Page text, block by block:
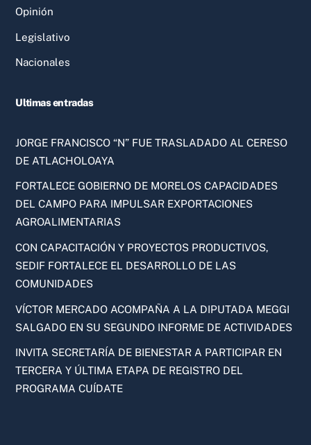
Opinión
Legislativo
Nacionales
Ultimas entradas
JORGE FRANCISCO “N” FUE TRASLADADO AL CERESO
DE ATLACHOLOAYA
FORTALECE GOBIERNO DE MORELOS CAPACIDADES
DEL CAMPO PARA IMPULSAR EXPORTACIONES
AGROALIMENTARIAS
CON CAPACITACIÓN Y PROYECTOS PRODUCTIVOS,
SEDIF FORTALECE EL DESARROLLO DE LAS
COMUNIDADES
VÍCTOR MERCADO ACOMPAÑA A LA DIPUTADA MEGGI
SALGADO EN SU SEGUNDO INFORME DE ACTIVIDADES
INVITA SECRETARÍA DE BIENESTAR A PARTICIPAR EN
TERCERA Y ÚLTIMA ETAPA DE REGISTRO DEL
PROGRAMA CUÍDATE